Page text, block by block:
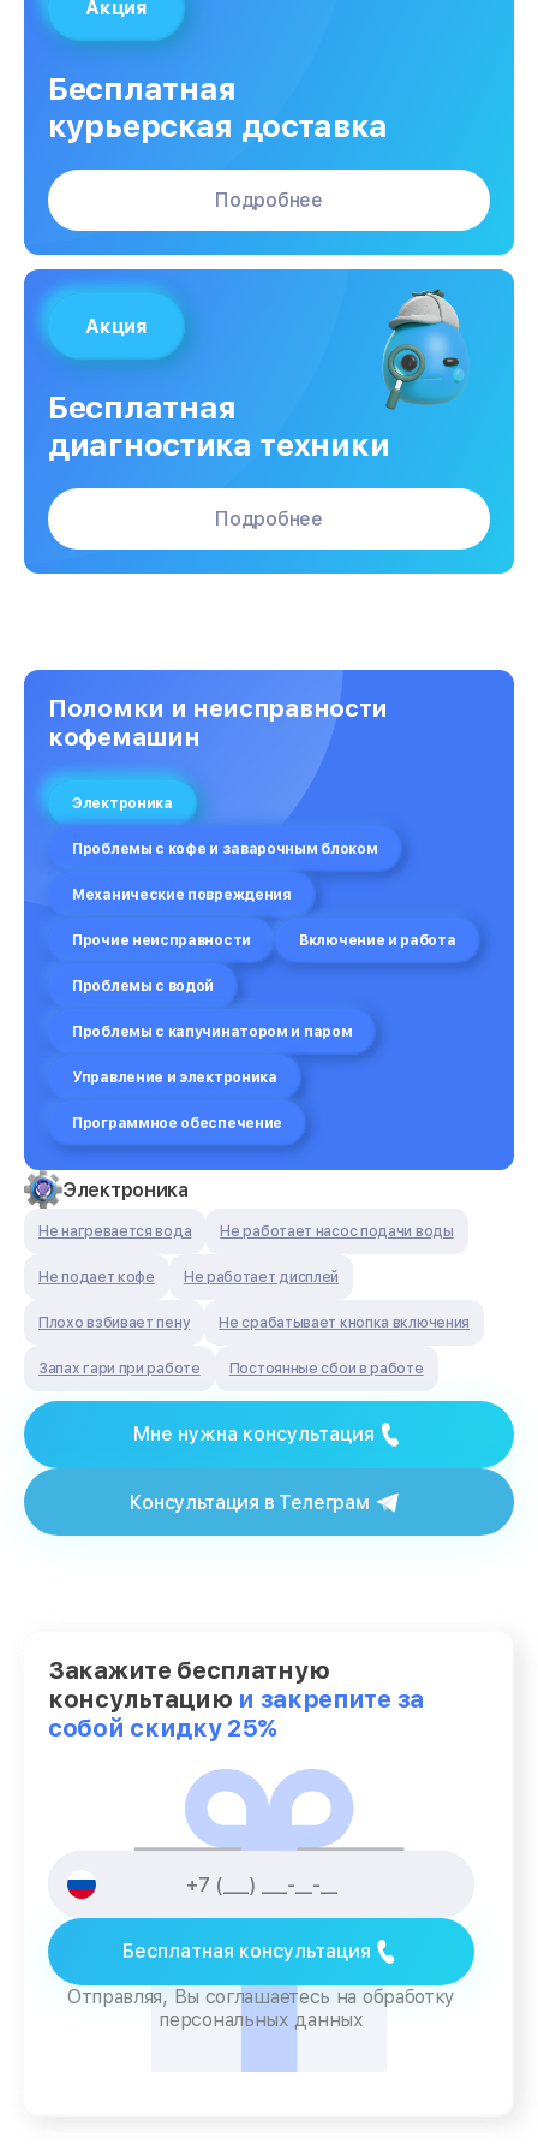
Акция
Бесплатная
курьерская доставка
Подробнее
Акция
Бесплатная
диагностика техники
Подробнее
Поломки и неисправности
кофемашин
Электроника
Проблемы с кофе и заварочным блоком
Механические повреждения
Прочие неисправности Включение и работа
Проблемы с водой
Проблемы с капучинатором и паром
Управление и электроника
Программное обеспечение
Электроника
Не нагревается вода Не работает насос подачи воды
Не подает кофе Не работает дисплей
Плохо взбивает пену Не срабатывает кнопка включения
Запах гари при работе Постоянные сбои в работе
Мне нужна консультация
Консультация в Телеграм
Закажите бесплатную
консультацию и закрепите за
собой скидку 25%
Бесплатная консультация
Отправляя, Вы соглашаетесь на обработку
персональных данных